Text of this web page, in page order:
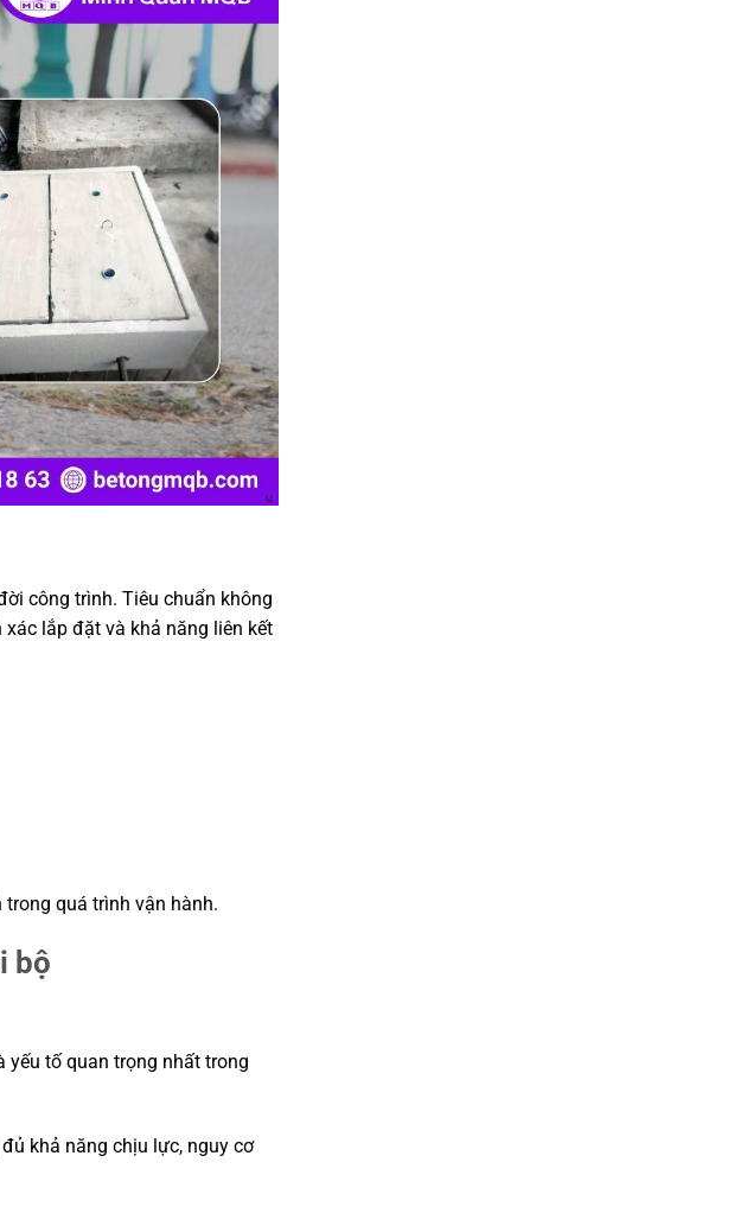
công trình. Tiêu chuẩn không
lắp đặt và khả năng liên kết
quá trình vận hành.
bộ
yếu tố quan trọng nhất trong
khả năng chịu lực, nguy cơ